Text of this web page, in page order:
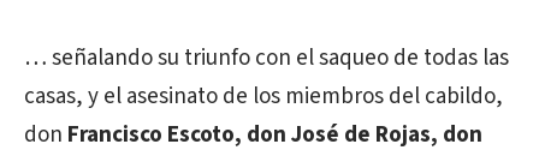
… señalando su triunfo con el saqueo de todas las
casas, y el asesinato de los miembros del cabildo,
don Francisco Escoto, don José de Rojas, don